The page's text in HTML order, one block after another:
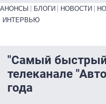
Primary links bottom
АНОНСЫ БЛОГИ НОВОСТИ
ИНТЕРВЬЮ
"Самый быстрый
телеканале
года